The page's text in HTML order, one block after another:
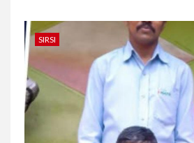
SIRSI